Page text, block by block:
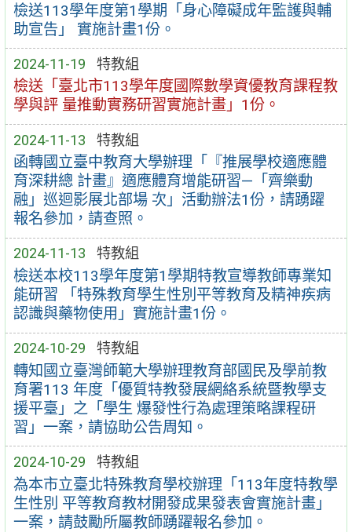
檢送113學年度第1學期「身心障礙成年監護與輔
助宣告」 實施計畫1份。
2024-11-19 特教組
檢送「臺北市113學年度國際數學資優教育課程教
學與評 量推動實務研習實施計畫」1份。
2024-11-13 特教組
函轉國立臺中教育大學辦理「『推展學校適應體
育深耕總 計畫』適應體育增能研習—「齊樂動
融」巡迴影展北部場 次」活動辦法1份，請踴躍
報名參加，請查照。
2024-11-13 特教組
檢送本校113學年度第1學期特教宣導教師專業知
能研習 「特殊教育學生性別平等教育及精神疾病
認識與藥物使用」實施計畫1份。
2024-10-29 特教組
轉知國立臺灣師範大學辦理教育部國民及學前教
育署113 年度「優質特教發展網絡系統暨教學支
援平臺」之「學生 爆發性行為處理策略課程研
習」一案，請協助公告周知。
2024-10-29 特教組
為本市立臺北特殊教育學校辦理「113年度特教學
生性別 平等教育教材開發成果發表會實施計畫」
一案，請鼓勵所屬教師踴躍報名參加。